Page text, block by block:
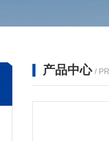
产品中心 /